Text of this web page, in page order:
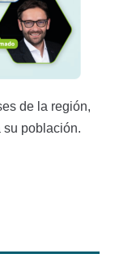
de la región,
su población.